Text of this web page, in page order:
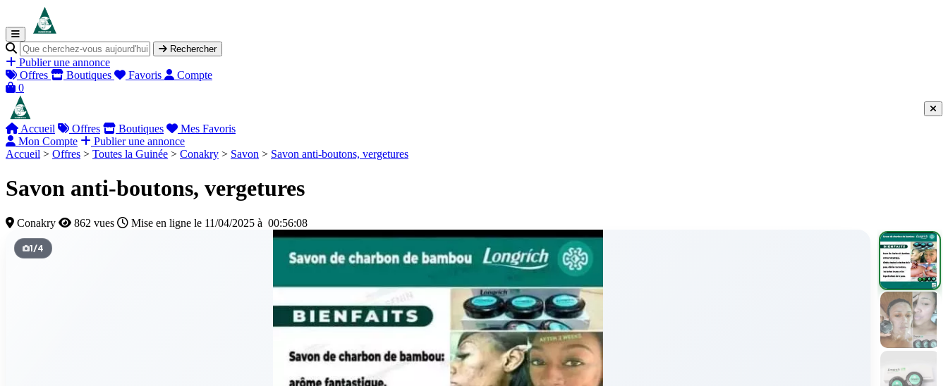
Rechercher
Publier une annonce
Offres
Boutiques Favoris
Compte
0
Accueil Offres Boutiques
Mes Favoris
Mon Compte
Publier une annonce
Accueil > Offres > Toutes la Guinée > Conakry > Savon > Savon anti-boutons, vergetures
Savon anti-boutons, vergetures
Conakry 862 vues Mise en ligne le 11/04/2025 à 00:56:08
1/4